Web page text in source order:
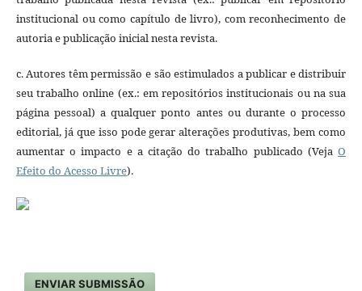
institucional ou como capítulo de livro), com reconhecimento de
autoria e publicação inicial nesta revista.
c. Autores têm permissão e são estimulados a publicar e distribuir
seu trabalho online (ex.: em repositórios institucionais ou na sua
página pessoal) a qualquer ponto antes ou durante o processo
editorial, já que isso pode gerar alterações produtivas, bem como
aumentar o impacto e a citação do trabalho publicado (VejaO
Efeito do Acesso Livre).
ENVIAR SUBMISSÃO